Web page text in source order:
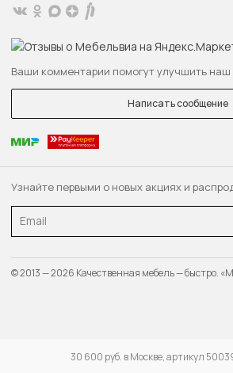
30 600 руб. в Москве, артикул
Узнайте первыми о новых акциях и
Email
Ваши комментарии помогут улучшить наш
Написать сообщение
© 2013 — 2026 Качественная мебель — быстро.